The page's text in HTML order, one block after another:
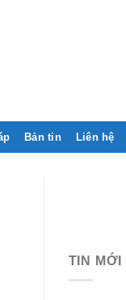
Bản tin Liên hệ
TIN MỚI